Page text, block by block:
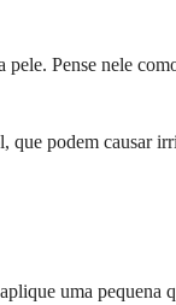
Pense nele
que podem causar
uma pequena